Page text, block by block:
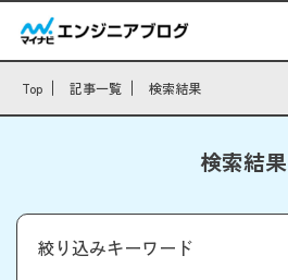
Top 記事一覧 検索結果
検索結果
絞り込みキーワード